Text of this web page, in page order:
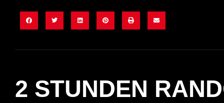
2 STUNDEN